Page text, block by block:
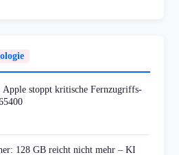
Apple stoppt kritische Fernzugriffs-
128 GB reicht nicht mehr – KI